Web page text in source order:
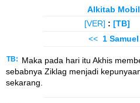
Alkitab
[VER] : [TB]
<< 1 Samuel
TB:
Maka pada hari itu Akhis
sebabnya Ziklag menjadi
sekarang.